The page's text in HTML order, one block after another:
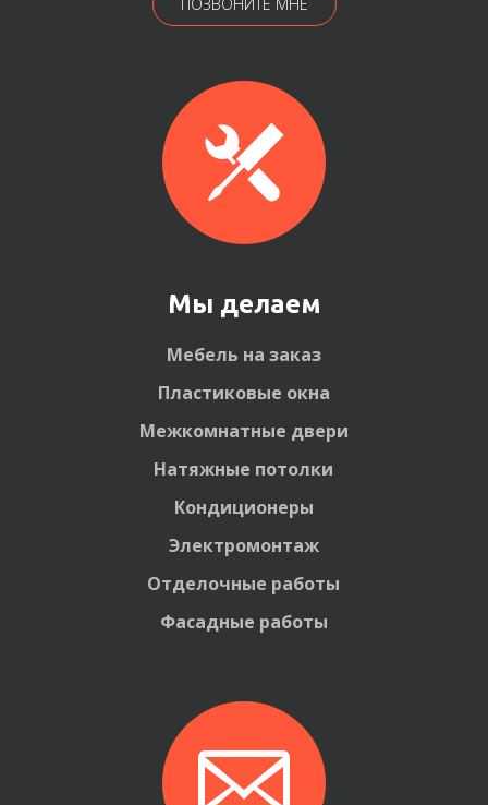
ПОЗВОНИТЕ МНЕ
Мы делаем
Мебель на заказ
Пластиковые окна
Межкомнатные двери
Натяжные потолки
Кондиционеры
Электромонтаж
Отделочные работы
Фасадные работы